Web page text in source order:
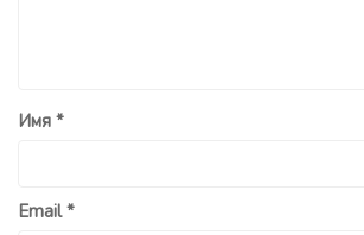
Имя *
Email*